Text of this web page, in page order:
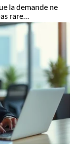
la demande ne
rare